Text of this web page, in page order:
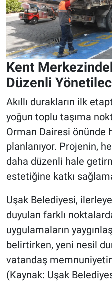
Kent
Düzenli
Akıllı durakların ilk
yoğun toplu taşıma
Orman Dairesi önünde
planlanıyor. Projenin,
daha düzenli hale
estetiğine katkı
Uşak Belediyesi,
duyulan farklı
uygulamaların
belirtirken, yeni nesil
vatandaş
(Kaynak: Uşak